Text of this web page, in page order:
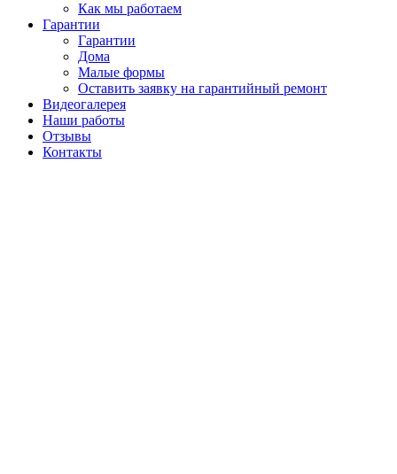
Как мы работаем
Гарантии
Гарантии
Дома
Малые формы
Оставить заявку на гарантийный ремонт
Видеогалерея
Наши работы
Отзывы
Контакты